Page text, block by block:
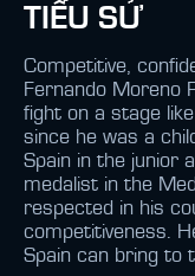
TIỂU SỬ
Competitive,
Fernando Moreno
fight on a stage
since he was a
Spain in the junior
medalist in the
respected in his
competitiveness.
Spain can bring to